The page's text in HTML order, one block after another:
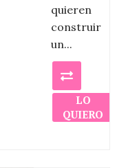
quieren
construir
un...
LO
QUIERO